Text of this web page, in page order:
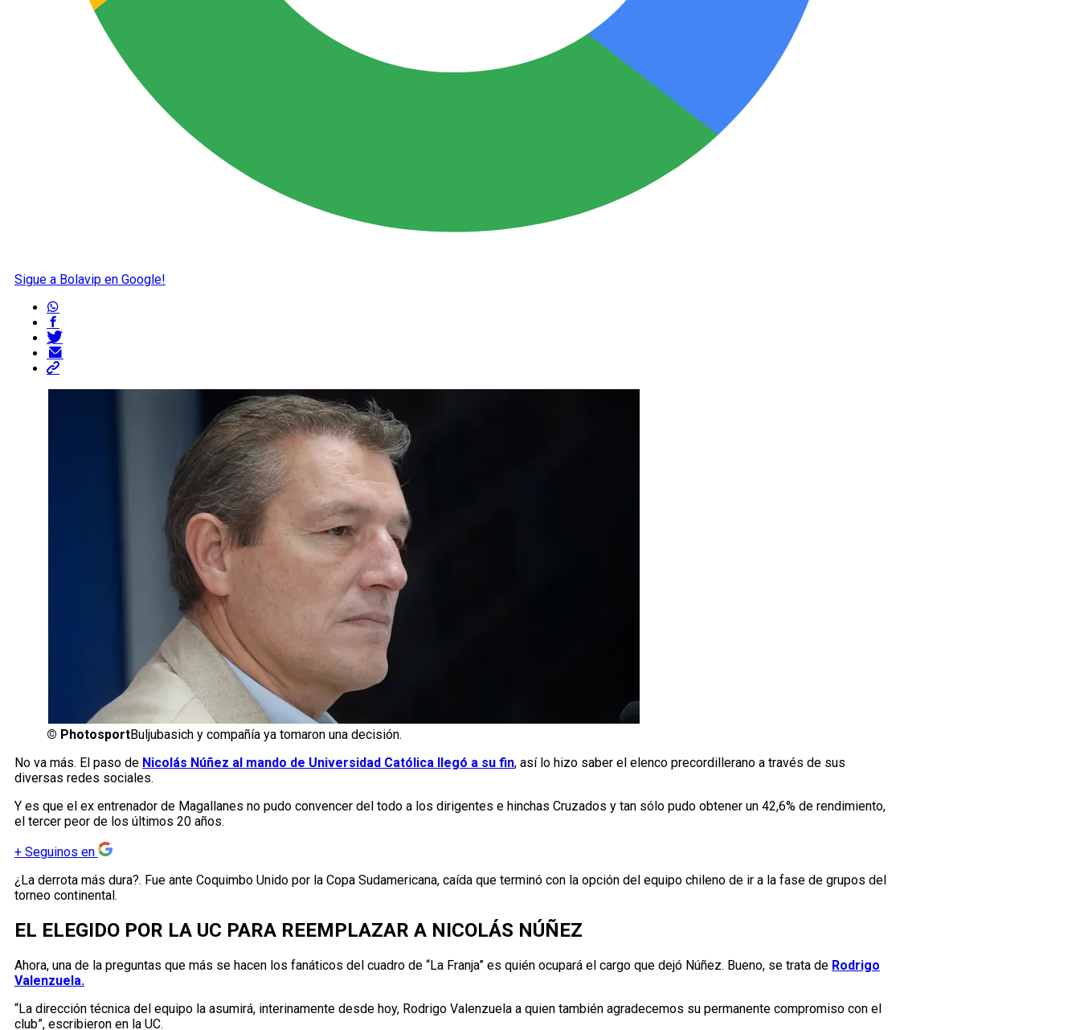
Sigue a Bolavip en Google!
© PhotosportBuljubasich y compañía ya tomaron una decisión.
No va más. El paso de Nicolás Núñez al mando de Universidad Católica llegó a su fin, así lo hizo saber el elenco precordillerano a través de sus
diversas redes sociales.
Y es que el ex entrenador de Magallanes no pudo convencer del todo a los dirigentes e hinchas Cruzados y tan sólo pudo obtener un 42,6% de rendimiento,
el tercer peor de los últimos 20 años.
+ Seguinos en
¿La derrota más dura?. Fue ante Coquimbo Unido por la Copa Sudamericana, caída que terminó con la opción del equipo chileno de ir a la fase de grupos del
torneo continental.
EL ELEGIDO POR LA UC PARA REEMPLAZAR A NICOLÁS NÚÑEZ
Ahora, una de la preguntas que más se hacen los fanáticos del cuadro de “La Franja” es quién ocupará el cargo que dejó Núñez. Bueno, se trata de Rodrigo
Valenzuela.
“La dirección técnica del equipo la asumirá, interinamente desde hoy, Rodrigo Valenzuela a quien también agradecemos su permanente compromiso con el
club”, escribieron en la UC.